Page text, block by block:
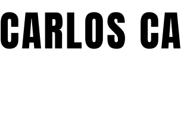
CARLOS